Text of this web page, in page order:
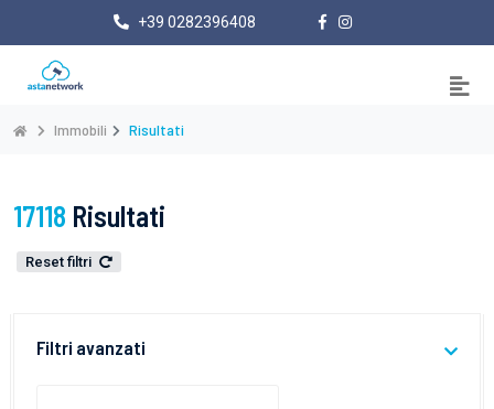
+39 0282396408
Immobili Risultati
17118 Risultati
Reset filtri
Filtri avanzati